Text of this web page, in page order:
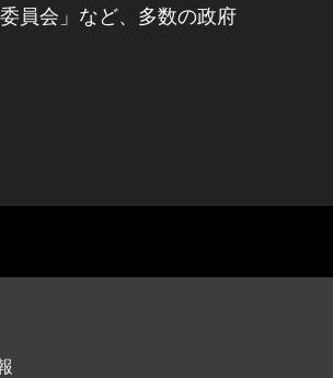
員会」など、多数の政府